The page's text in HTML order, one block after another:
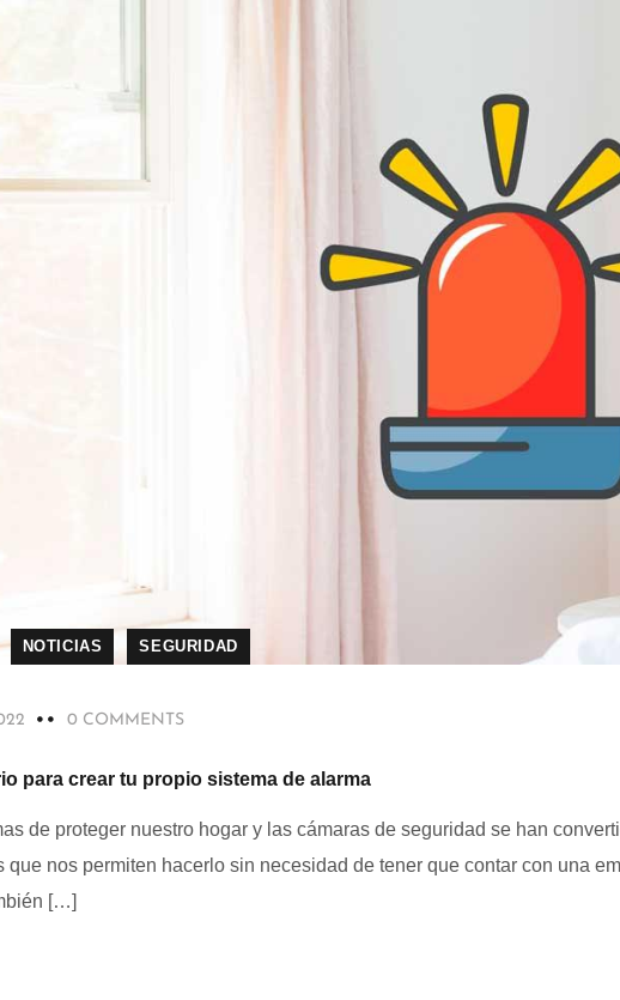
NOTICIAS SEGURIDAD
0 COMMENTS
para crear tu propio sistema de alarma
de proteger nuestro hogar y las cámaras de seguridad se han
que nos permiten hacerlo sin necesidad de tener que contar con una
[…]